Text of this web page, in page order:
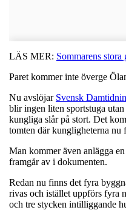
LÄS MER: Sommarens
Paret kommer inte överge
Nu avslöjar Svensk
blir ingen liten sportstuga
kungliga slår på stort. Det
tomten där kungligheterna nu
Man kommer även anlägga
framgår av i dokumenten.
Redan nu finns det fyra
rivas och istället uppförs fyra
och tre stycken intilliggande